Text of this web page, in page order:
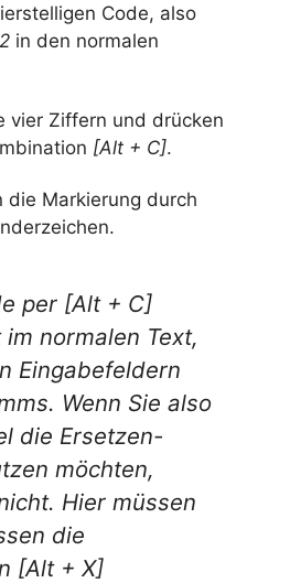
Code, also
in den normalen
vier Ziffern und drücken
[Alt + C].
die Markierung durch
per [Alt + C]
normalen Text,
Eingabefeldern
Wenn Sie also
die Ersetzen-
möchten,
Hier müssen
die
[Alt + X]